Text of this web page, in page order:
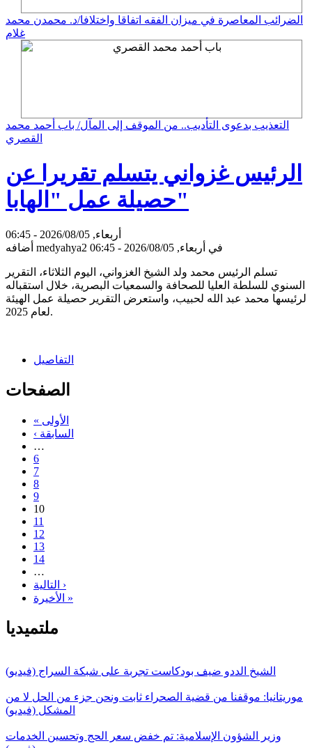
الضرائب المعاصرة في ميزان الفقه اتفاقا واختلافا/د. محمدن محمد
غلام
التعذيب بدعوى التأديب.. من الموقف إلى المآل/ باب أحمد محمد
القصري
الرئيس غزواني يتسلم تقريرا عن
حصيلة عمل "الهابا"
أربعاء, 2026/08/05 - 06:45
medyahya2 في أربعاء, 2026/08/05 - 06:45
تسلم الرئيس محمد ولد الشيخ الغزواني، اليوم الثلاثاء، التقرير
السنوي للسلطة العليا للصحافة والسمعيات البصرية، خلال استقباله
لرئيسها محمد عبد الله لحبيب، واستعرض التقرير حصيلة عمل الهيئة
لعام 2025.
التفاصيل
الصفحات
« الأولى
‹ السابقة
…
6
7
8
9
10
11
12
13
14
…
التالية ›
الأخيرة »
ملتميديا
الشيخ الددو ضيف بودكاست تجربة على شبكة السراج (فيديو)
موريتانيا: موقفنا من قضية الصحراء ثابت ونحن جزء من الحل لا من
المشكل (فيديو)
وزير الشؤون الإسلامية: تم خفض سعر الحج وتحسين الخدمات